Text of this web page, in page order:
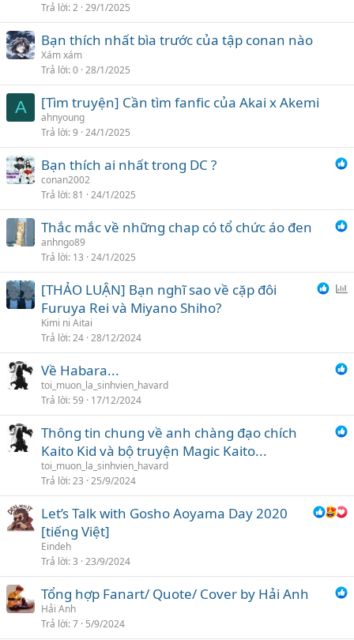
Trả lời 2 29/1/2025
Bạn thích nhất bìa trước của tập conan nào
Xám xám
Trả lời 0 28/1/2025
A [Tìm truyện] Cần tìm fanfic của Akai x Akemi
ahnyoung
Trả lời 9 24/1/2025
Bạn thích ai nhất trong DC ?
conan2002
Trả lời 81 24/1/2025
Thắc mắc về những chap có tổ chức áo đen
anhngo89
Trả lời 13 24/1/2025
c
h
[THẢO LUẬN] Bạn nghĩ sao về cặp đôi
Furuya Rei và Miyano Shiho?
Kimi ni Aitai
Trả lời 24 28/12/2024
Về Habara...
toi_muon_la_sinhvien_havard
Trả lời 59 17/12/2024
Thông tin chung về anh chàng đạo chích
Kaito Kid và bộ truyện Magic Kaito...
toi_muon_la_sinhvien_havard
Trả lời 23 25/9/2024
Let’s Talk with Gosho Aoyama Day 2020
[tiếng Việt]
Eindeh
Trả lời 3 23/9/2024
Tổng hợp Fanart/ Quote/ Cover by Hải Anh
Hải Anh
Trả lời 7 5/9/2024